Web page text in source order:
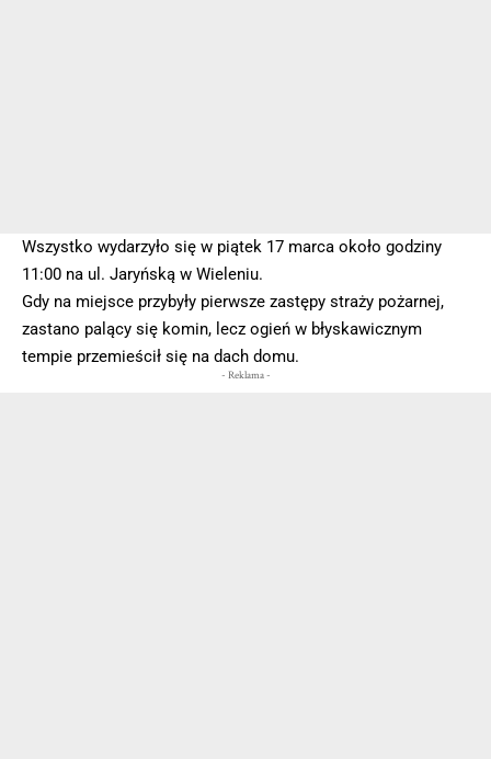
Wszystko wydarzyło się w piątek 17 marca około godziny
11:00 na ul. Jaryńską w Wieleniu.
Gdy na miejsce przybyły pierwsze zastępy straży pożarnej,
zastano palący się komin, lecz ogień w błyskawicznym
tempie przemieścił się na dach domu.
- Reklama -